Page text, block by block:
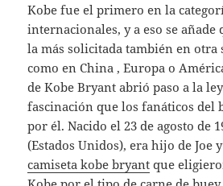
Kobe fue el primero en la
internacionales, y a eso se añade
la más solicitada también en otra
como en China , Europa o
de Kobe Bryant abrió paso a la
fascinación que los fanáticos del
por él. Nacido el 23 de agosto de
(Estados Unidos), era hijo de Joe
camiseta kobe bryant que